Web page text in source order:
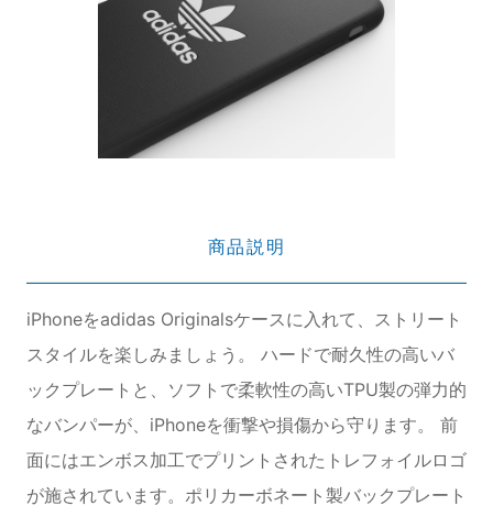
商品説明
iPhoneをadidas Originalsケースに入れて、ストリート
スタイルを楽しみましょう。 ハードで耐久性の高いバ
ックプレートと、ソフトで柔軟性の高いTPU製の弾力的
なバンパーが、iPhoneを衝撃や損傷から守ります。 前
面にはエンボス加工でプリントされたトレフォイルロゴ
が施されています。ポリカーボネート製バックプレート